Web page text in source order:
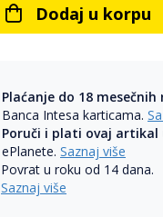
Dodaj u korpu
Plaćanje do 18 mesečnih
Banca Intesa karticama.
Poruči i plati ovaj
ePlanete.Saznaj više
Povrat u roku od 14 dana.
Saznaj više